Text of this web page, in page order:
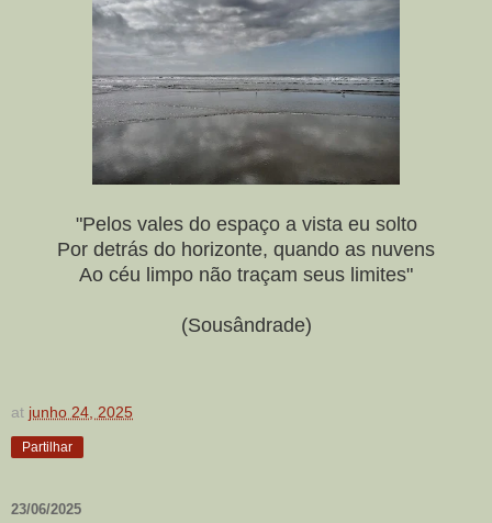
"Pelos vales do espaço a vista eu solto
Por detrás do horizonte, quando as nuvens
Ao céu limpo não traçam seus limites"
(Sousândrade)
at junho 24, 2025
Partilhar
23/06/2025